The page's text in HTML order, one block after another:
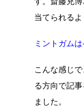
当てられるよ
ミントガム
こんな感じ
る方向で記
ました。